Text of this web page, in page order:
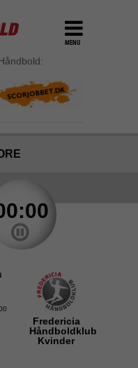
MENU
Fredericia
Håndboldklub
Kvinder